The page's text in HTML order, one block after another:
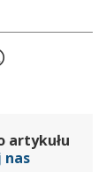
artykułu
nas